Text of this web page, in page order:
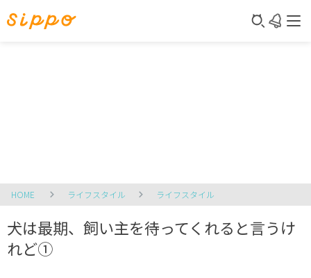
HOME ライフスタイル ライフスタイル
犬は最期、飼い主を待ってくれると言うけ
れど①